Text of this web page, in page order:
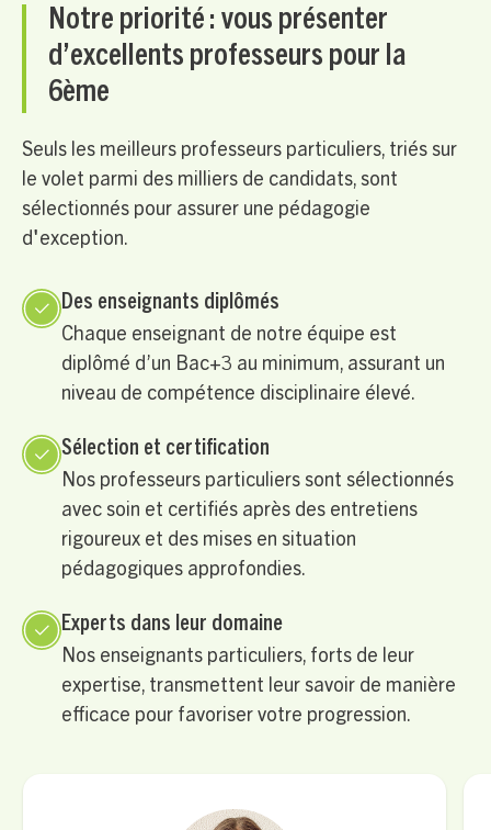
Notre priorité : vous présenter
d’excellents professeurs pour la
6ème
Seuls les meilleurs professeurs particuliers, triés sur
le volet parmi des milliers de candidats, sont
sélectionnés pour assurer une pédagogie
d'exception.
Des enseignants diplômés
Chaque enseignant de notre équipe est
diplômé d’un Bac+3 au minimum, assurant un
niveau de compétence disciplinaire élevé.
Sélection et certification
Nos professeurs particuliers sont sélectionnés
avec soin et certifiés après des entretiens
rigoureux et des mises en situation
pédagogiques approfondies.
Experts dans leur domaine
Nos enseignants particuliers, forts de leur
expertise, transmettent leur savoir de manière
efficace pour favoriser votre progression.